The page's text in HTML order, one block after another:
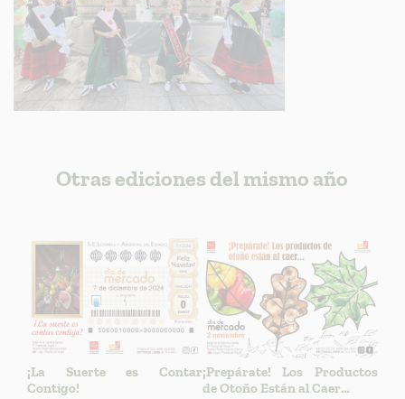
Otras ediciones del mismo año
¡La Suerte es Contar
Contigo!
¡Prepárate! Los Productos
de Otoño Están al Caer…